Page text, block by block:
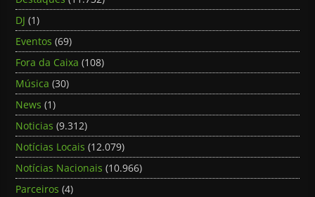
DJ (1)
Eventos (69)
Fora da Caixa (108)
Música (30)
News (1)
Noticias (9.312)
Notícias Locais (12.079)
Notícias Nacionais (10.966)
Parceiros (4)